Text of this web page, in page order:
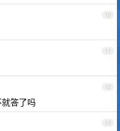
10
11
12
答了吗
13